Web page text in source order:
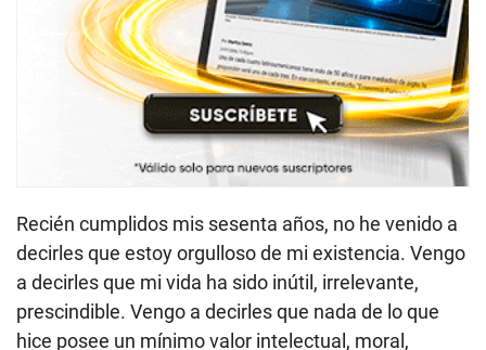
Recién cumplidos mis sesenta años, no he venido a
decirles que estoy orgulloso de mi existencia. Vengo
a decirles que mi vida ha sido inútil, irrelevante,
prescindible. Vengo a decirles que nada de lo que
hice posee un mínimo valor intelectual, moral,